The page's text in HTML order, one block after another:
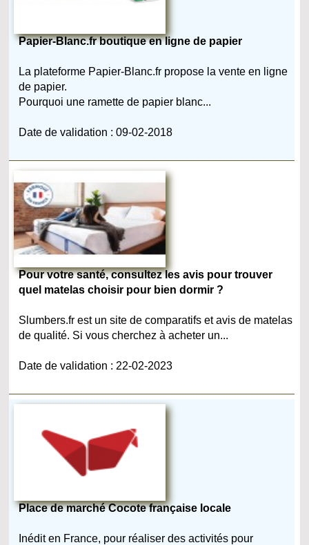
Papier-Blanc.fr boutique en ligne de papier
La plateforme Papier-Blanc.fr propose la vente en ligne
de papier.
Pourquoi une ramette de papier blanc...
Date de validation : 09-02-2018
Pour votre santé, consultez les avis pour trouver
quel matelas choisir pour bien dormir ?
Slumbers.fr est un site de comparatifs et avis de matelas
de qualité. Si vous cherchez à acheter un...
Date de validation : 22-02-2023
Place de marché Cocote française locale
Inédit en France, pour réaliser des activités pour